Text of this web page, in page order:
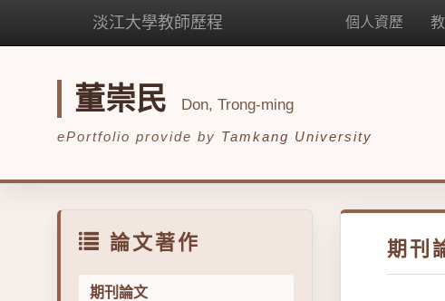
淡江大學教師歷程 個人資歷
董崇民 Don, Trong-ming
ePortfolio provide by Tamkang University
論文著作
期刊論文
期刊